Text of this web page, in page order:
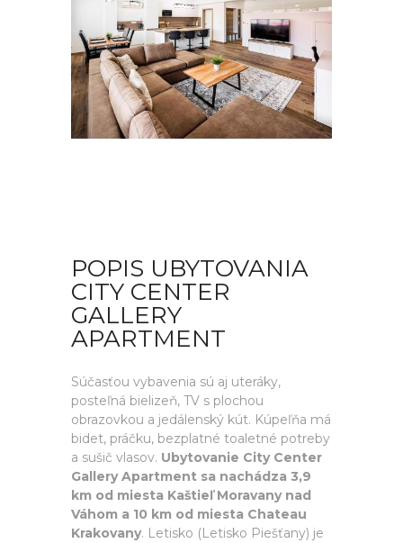
POPIS UBYTOVANIA
CITY CENTER
GALLERY
APARTMENT
Súčasťou vybavenia sú aj uteráky,
posteľná bielizeň, TV s plochou
obrazovkou a jedálenský kút. Kúpeľňa má
bidet, práčku, bezplatné toaletné potreby
a sušič vlasov. Ubytovanie City Center
Gallery Apartment sa nachádza 3,9
km od miesta Kaštieľ Moravany nad
Váhom a 10 km od miesta Chateau
Krakovany. Letisko (Letisko Piešťany) je